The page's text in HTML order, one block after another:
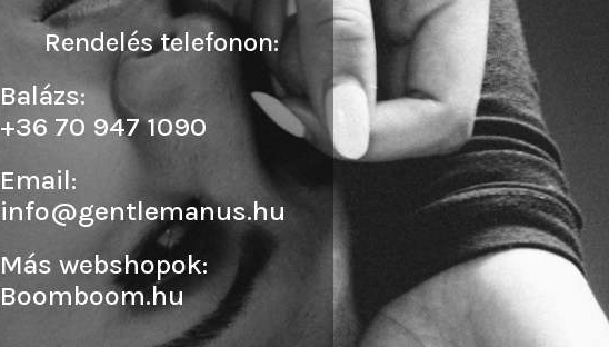
Rendelés telefonon:
Balázs:
+36 70 947 1090
Email:
info@gentlemanus.hu
Más webshopok:
Boomboom.hu